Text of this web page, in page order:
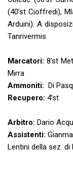
(40’st Cioffredi),
Arduini). A
Tanrivermis
Marcatori: 8’st
Mirra
Ammoniti: Di
Recupero: 4’st
Arbitro: Dario
Assistenti:
Lentini della sez. di